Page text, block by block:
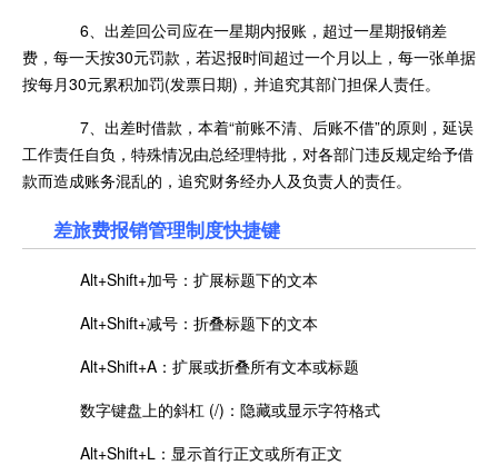
6、出差回公司应在一星期内报账，超过一星期报销差
费，每一天按30元罚款，若迟报时间超过一个月以上，每一张单据
按每月30元累积加罚(发票日期)，并追究其部门担保人责任。
7、出差时借款，本着“前账不清、后账不借”的原则，延误
工作责任自负，特殊情况由总经理特批，对各部门违反规定给予借
款而造成账务混乱的，追究财务经办人及负责人的责任。
差旅费报销管理制度快捷键
Alt+Shift+加号：扩展标题下的文本
Alt+Shift+减号：折叠标题下的文本
Alt+Shift+A：扩展或折叠所有文本或标题
数字键盘上的斜杠 (/)：隐藏或显示字符格式
Alt+Shift+L：显示首行正文或所有正文